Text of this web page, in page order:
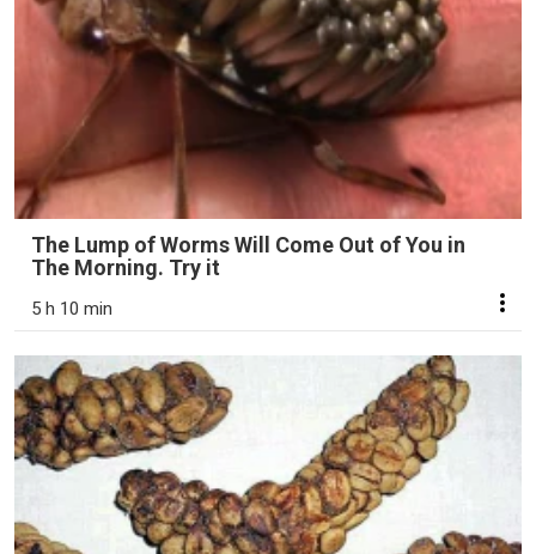
The Lump of Worms Will Come Out of You in
The Morning. Try it
5 h 10 min